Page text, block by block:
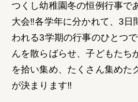
つくし幼稚園冬の恒例行事で
大会‼︎各学年に分かれて、3日
われる3学期の行事のひとつ
んを散らばらせ、子どもたち
を拾い集め、たくさん集めた
が決まります‼︎